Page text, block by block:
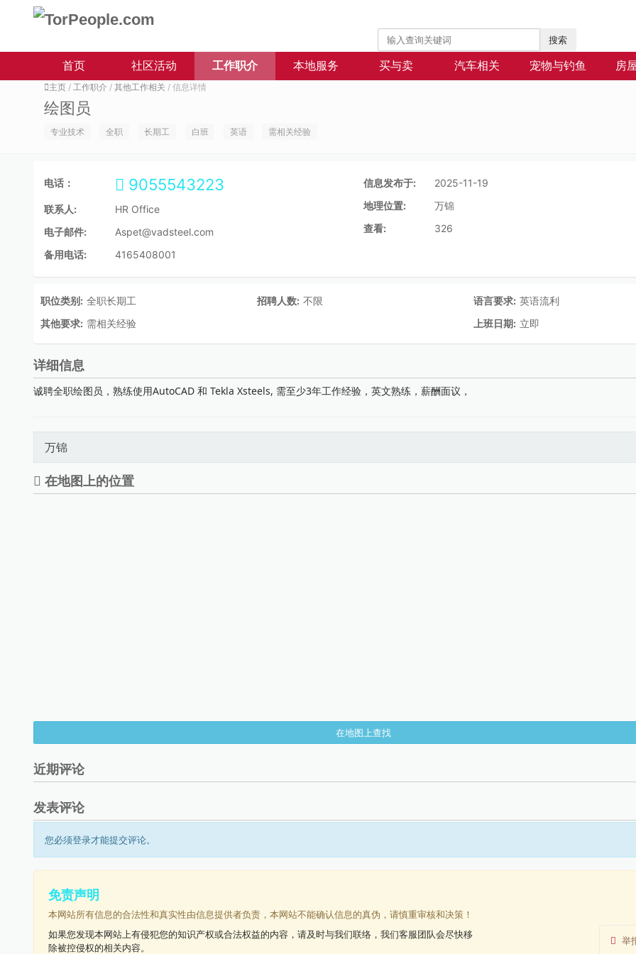
搜索
首页 社区活动 工作职介 本地服务 买与卖 汽车相关 宠物与钓鱼 房
主页 / 工作职介 / 其他工作相关 / 信息详情
绘图员
专业技术 全职 长期工 白班 英语 需相关经验
电话： 9055543223
联系人:
HR Office
电子邮件:
Aspet@vadsteel.com
备用电话:
4165408001
信息发布于:
2025-11-19
地理位置:
万锦
查看:
326
职位类别: 全职长期工 招聘人数: 不限 语言要求: 英语流利
其他要求: 需相关经验 上班日期: 立即
详细信息
诚聘全职绘图员，熟练使用AutoCAD 和 Tekla Xsteels, 需至少3年工作经验，英文熟练，薪酬面议，
万锦
在地图上的位置
在地图上查找
近期评论
发表评论
您必须登录才能提交评论。
免责声明
本网站所有信息的合法性和真实性由信息提供者负责，本网站不能确认信息的真伪，请慎重审核和决策！
如果您发现本网站上有侵犯您的知识产权或合法权益的内容，请及时与我们联络，我们客服团队会尽快移
除被控侵权的相关内容。
举